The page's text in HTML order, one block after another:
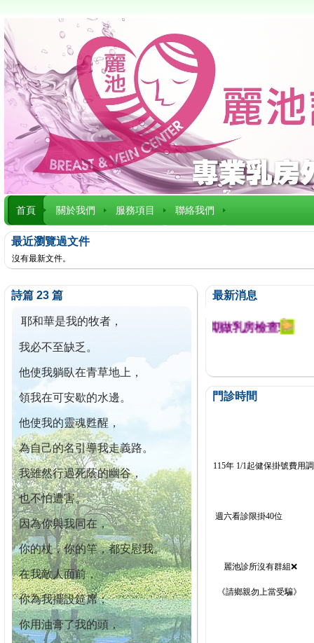
首頁 關於我們 服務項目 聯絡我們
最近瀏覽過文件
沒有最新文件。
詩篇 23 篇
耶和華是我的牧者，
我必不至缺乏。
他使我躺臥在青草地上，
領我在可安歇的水邊。
他使我的靈魂甦醒，
為自己的名引導我走義路。
我雖然行過死蔭的幽谷，
也不怕遭害。
因為你與我同在，
你的杖，你的竿，都安慰我。
在我敵人面前，
你為我擺設筵席；
你用油膏了我的頭，
最新消息
今已篩檢出1700位乳癌患者,提醒您定期做乳房檢查!
門診時間
115年 1/1起健保掛號費用
週六看診限掛40位
麗池診所沒有群組❌
《請鄉親勿上當受騙》